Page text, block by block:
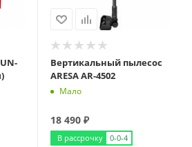
Вертикальный пылесос
ARESA AR-4502
Мало
18 490 ₽
В рассрочку 0-0-4